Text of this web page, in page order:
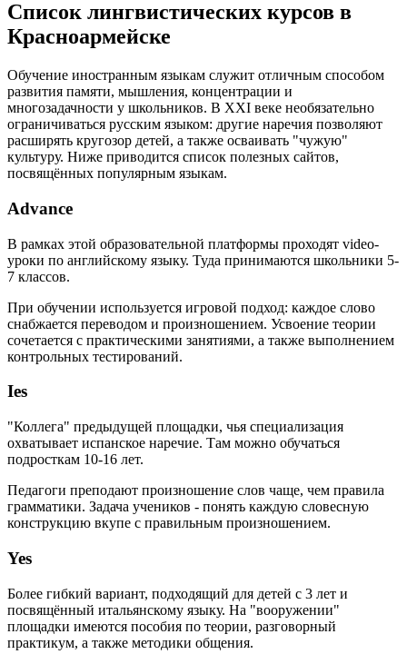
Список лингвистических курсов в
Красноармейске
Обучение иностранным языкам служит отличным способом
развития памяти, мышления, концентрации и
многозадачности у школьников. В XXI веке необязательно
ограничиваться русским языком: другие наречия позволяют
расширять кругозор детей, а также осваивать "чужую"
культуру. Ниже приводится список полезных сайтов,
посвящённых популярным языкам.
Advance
В рамках этой образовательной платформы проходят video-
уроки по английскому языку. Туда принимаются школьники 5-
7 классов.
При обучении используется игровой подход: каждое слово
снабжается переводом и произношением. Усвоение теории
сочетается с практическими занятиями, а также выполнением
контрольных тестирований.
Ies
"Коллега" предыдущей площадки, чья специализация
охватывает испанское наречие. Там можно обучаться
подросткам 10-16 лет.
Педагоги преподают произношение слов чаще, чем правила
грамматики. Задача учеников - понять каждую словесную
конструкцию вкупе с правильным произношением.
Yes
Более гибкий вариант, подходящий для детей с 3 лет и
посвящённый итальянскому языку. На "вооружении"
площадки имеются пособия по теории, разговорный
практикум, а также методики общения.